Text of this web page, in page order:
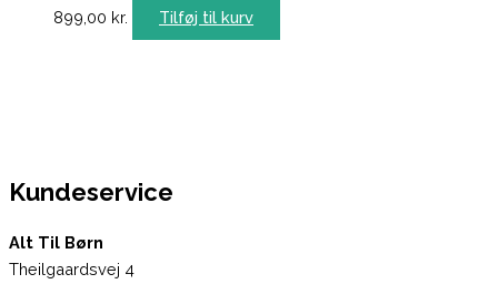
899,00 kr. Tilføj til kurv
Kundeservice
Alt Til Børn
Theilgaardsvej 4